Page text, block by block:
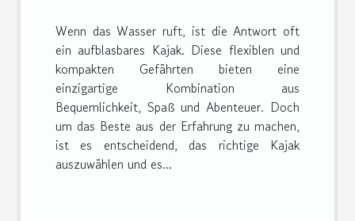
Wenn das Wasser ruft, ist die Antwort oft
ein aufblasbares Kajak. Diese flexiblen und
kompakten Gefährten bieten eine
einzigartige Kombination aus
Bequemlichkeit, Spaß und Abenteuer. Doch
um das Beste aus der Erfahrung zu machen,
ist es entscheidend, das richtige Kajak
auszuwählen und es...